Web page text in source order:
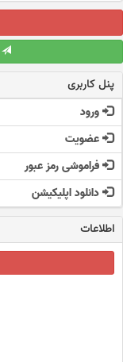
پنل کاربری
ورود
عضویت
فراموشی رمز عبور
دانلود اپلیکیشن
اطلاعات